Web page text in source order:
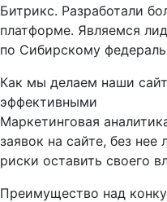
Битрикс. Разработали
платформе. Являемся
по Сибирскому
Как мы делаем наши
эффективными
Маркетинговая
заявок на сайте, без
риски оставить своего
Преимущество над